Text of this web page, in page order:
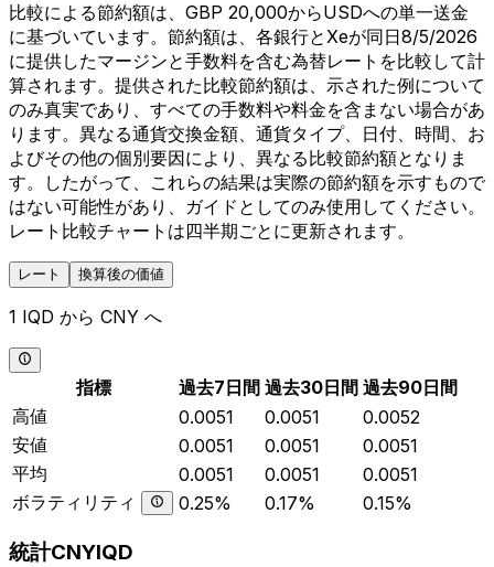
比較による節約額は、GBP 20,000からUSDへの単一送金
に基づいています。節約額は、各銀行とXeが同日8/5/2026
に提供したマージンと手数料を含む為替レートを比較して計
算されます。提供された比較節約額は、示された例について
のみ真実であり、すべての手数料や料金を含まない場合があ
ります。異なる通貨交換金額、通貨タイプ、日付、時間、お
よびその他の個別要因により、異なる比較節約額となりま
す。したがって、これらの結果は実際の節約額を示すもので
はない可能性があり、ガイドとしてのみ使用してください。
レート比較チャートは四半期ごとに更新されます。
レート 換算後の価値
1 IQD から CNY へ
指標 過去7日間 過去30日間 過去90日間
高値
0.0051 0.0051
0.0052
安値
0.0051 0.0051
0.0051
平均
0.0051 0.0051
0.0051
ボラティリティ
0.25% 0.17% 0.15%
統計CNYIQD